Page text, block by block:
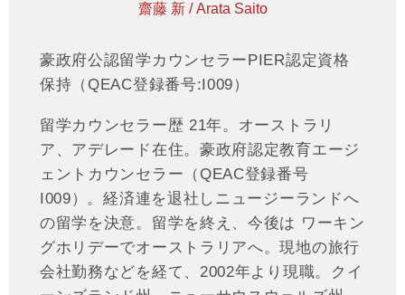
齋藤 新 / Arata Saito
豪政府公認留学カウンセラーPIER認定資格
保持（QEAC登録番号:I009）
留学カウンセラー歴 21年。オーストラリ
ア、アデレード在住。豪政府認定教育エージ
ェントカウンセラー（QEAC登録番号
I009）。経済連を退社しニュージーランドへ
の留学を決意。留学を終え、今後は ワーキン
グホリデーでオーストラリアへ。現地の旅行
会社勤務などを経て、2002年より現職。クイ